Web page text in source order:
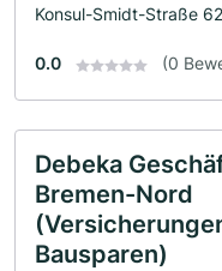
Konsul-Smidt-Straße
0.0 (0
Debeka
Bremen-Nord
Bausparen)